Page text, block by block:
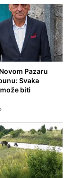
Pazaru
Svaka
biti